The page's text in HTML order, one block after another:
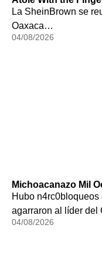
La SheinBrown se
Oaxaca…
04/08/2026
Michoacanazo Mil
Hubo
agarraron al líder
04/08/2026